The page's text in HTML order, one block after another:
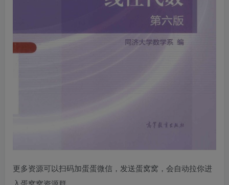
更多资源可以扫码加蛋蛋微信，发送蛋窝窝，会自动拉你进